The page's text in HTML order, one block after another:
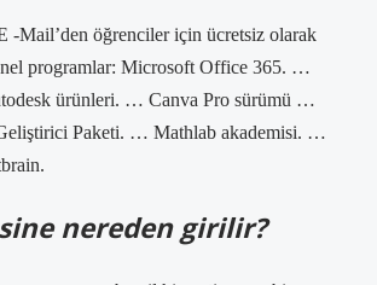
-Mail’den öğrenciler için ücretsiz olarak
programlar: Microsoft Office 365. …
ürünleri. … Canva Pro sürümü …
Paketi. … Mathlab akademisi. …
nereden girilir?